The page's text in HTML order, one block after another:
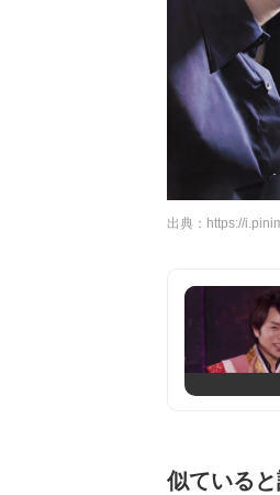
出典： https://
似ている